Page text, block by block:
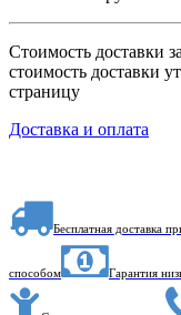
Стоимость доставки
стоимость доставки
страницу
Доставка и оплата
Бесплатная доставка
способом Гарантия